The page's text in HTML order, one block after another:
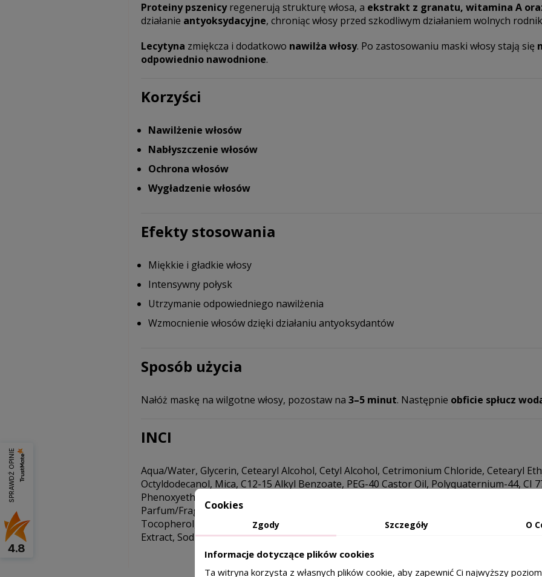
Proteiny pszenicyregenerują strukturę włosa, a ekstrakt z granatu, witamina A
działanie antyoksydacyjne, chroniąc włosy przed szkodliwym działaniem wolnych
Lecytyna zmiękcza i dodatkowo nawilża włosy. Po zastosowaniu maski włosy stają się
odpowiednio nawodnione.
Korzyści
Nawilżenie włosów
Nabłyszczenie włosów
Ochrona włosów
Wygładzenie włosów
Efekty stosowania
Miękkie i gładkie włosy
Intensywny połysk
Utrzymanie odpowiedniego nawilżenia
Wzmocnienie włosów dzięki działaniu antyoksydantów
Sposób użycia
Nałóż maskę na wilgotne włosy, pozostaw na 3–5 minut. Następnie obficie spłucz
INCI
Aqua/Water, Glycerin, Cetearyl Alcohol, Cetyl Alcohol, Cetrimonium Chloride, Cetearyl
Octyldodecanol, Mica, C12-15 Alkyl Benzoate, PEG-40 Castor Oil, Polyquaternium-44, CI
Phenoxyethanol, Behenyl Alcohol, Sodium Gluconate, Polyquaternium-7, Argania
Parfum/Fragrance, Hydrolyzed Wheat Protein, Panthenol, Silica, CI 77491/Iron Oxides,
Tocopherol, Ascorbyl Palmitate, Malus Domestica Fruit Cell Culture Extract, Caramel,
Extract, Sodium Hyaluronate, Xanthan Gum, CI 77480/Gold.
SPRAWDŹ OPINIE
4.8
Cookies
Zgody Szczegóły O
Informacje dotyczące plików cookies
Ta witryna korzysta z własnych plików cookie, aby zapewnić Ci najwyższy